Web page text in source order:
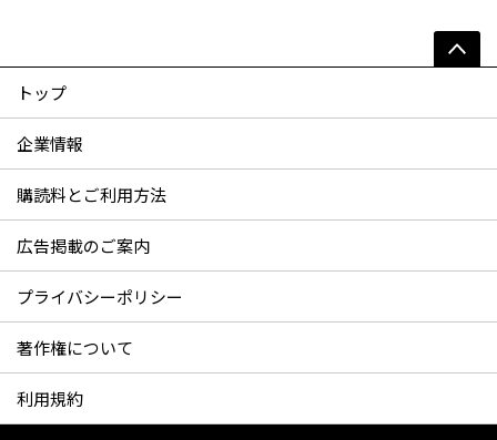
トップ
企業情報
購読料とご利用方法
広告掲載のご案内
プライバシーポリシー
著作権について
利用規約